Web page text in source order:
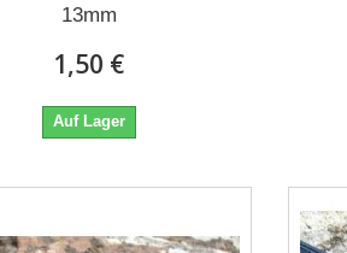
13mm
1,50 €
Auf Lager